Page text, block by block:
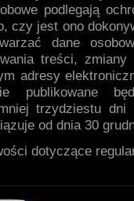
podlegają
czy jest ono
dane
treści,
adresy
publikowane
trzydziestu dni
od dnia 30
dotyczące